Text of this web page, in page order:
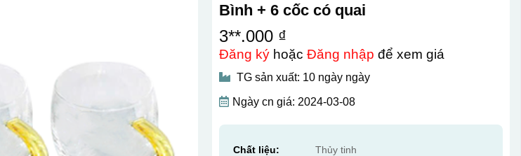
Bình + 6 cốc có quai
3**.000 ₫
Đăng kýhoặc Đăng nhập để xem giá
TG sản xuất: 10 ngày ngày
Ngày cn giá: 2024-03-08
Chất liệu: Thủy tinh